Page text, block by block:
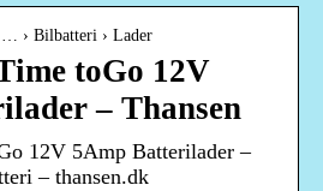
… › Bilbatteri › Lader
toGo 12V
– Thansen
12V 5Amp Batterilader –
– thansen.dk